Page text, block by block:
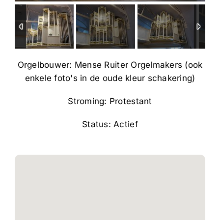
Orgelbouwer: Mense Ruiter Orgelmakers (ook
enkele foto's in de oude kleur schakering)
Stroming: Protestant
Status: Actief